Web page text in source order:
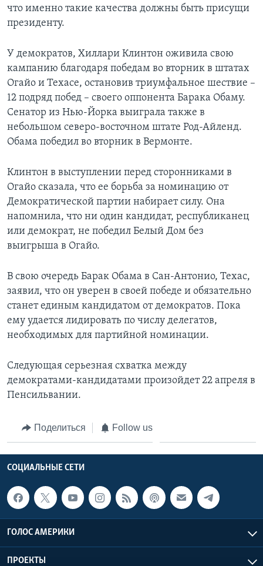
что именно такие качества должны быть присущи
президенту.
У демократов, Хиллари Клинтон оживила свою
кампанию благодаря победам во вторник в штатах
Огайо и Техасе, остановив триумфальное шествие –
12 подряд побед – своего оппонента Барака Обаму.
Сенатор из Нью-Йорка выиграла также в
небольшом северо-восточном штате Род-Айленд.
Обама победил во вторник в Вермонте.
Клинтон в выступлении перед сторонниками в
Огайо сказала, что ее борьба за номинацию от
Демократической партии набирает силу. Она
напомнила, что ни один кандидат, республиканец
или демократ, не победил Белый Дом без
выигрыша в Огайо.
В свою очередь Барак Обама в Сан-Антонио, Техас,
заявил, что он уверен в своей победе и обязательно
станет единым кандидатом от демократов. Пока
ему удается лидировать по числу делегатов,
необходимых для партийной номинации.
Следующая серьезная схватка между
демократами-кандидатами произойдет 22 апреля в
Пенсильвании.
Поделиться Follow us
СОЦИАЛЬНЫЕ СЕТИ
ГОЛОС АМЕРИКИ
ПРОЕКТЫ